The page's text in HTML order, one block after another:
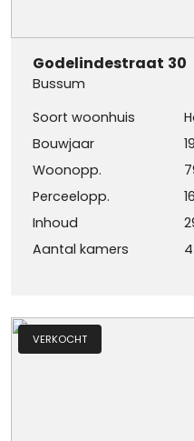
Godelindestraat 30
Bussum
Soort woonhuis
Bouwjaar
Woonopp.
Perceelopp.
Inhoud
Aantal kamers
VERKOCHT